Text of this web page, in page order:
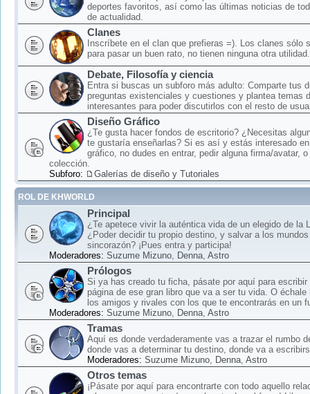
deportes favoritos, así como las últimas noticias de
de actualidad.
Clanes
Inscríbete en el clan que prefieras =). Los clanes sólo
para pasar un buen rato, no tienen ninguna otra utilidad.
Debate, Filosofía y ciencia
Entra si buscas un subforo más adulto: Comparte tus
preguntas existenciales y cuestiones y plantea temas
interesantes para poder discutirlos con el resto de
Diseño Gráfico
¿Te gusta hacer fondos de escritorio? ¿Necesitas
te gustaría enseñarlas? Si es así y estás interesado
gráfico, no dudes en entrar, pedir alguna firma/avatar,
colección.
Subforo:
Galerías de diseño y Tutoriales
ROL DE KHWORLD
Principal
¿Te apetece vivir la auténtica vida de un elegido de la
¿Poder decidir tu propio destino, y salvar a los
sincorazón? ¡Pues entra y participa!
Moderadores: Suzume Mizuno Denna Astro
Prólogos
Si ya has creado tu ficha, pásate por aquí para escribir
página de ese gran libro que va a ser tu vida. O
los amigos y rivales con los que te encontrarás en un
Moderadores: Suzume Mizuno Denna Astro
Tramas
Aquí es donde verdaderamente vas a trazar el rumbo
donde vas a determinar tu destino, donde va a
Moderadores: Suzume Mizuno Denna Astro
Otros temas
¡Pásate por aquí para encontrarte con todo aquello